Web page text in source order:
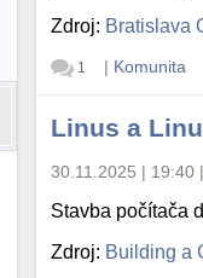
Zdroj: Bratislava
1 | Komunita
Linus a
30.11.2025 | 19:40 |
Stavba počítača
Zdroj: Building a